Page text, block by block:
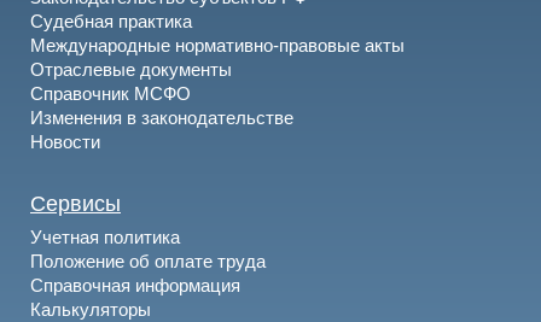
Судебная практика
Международные нормативно-правовые акты
Отраслевые документы
Справочник МСФО
Изменения в законодательстве
Новости
Сервисы
Учетная политика
Положение об оплате труда
Справочная информация
Калькуляторы